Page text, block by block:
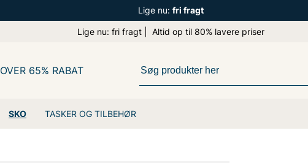
Lige nu: fri fragt
Lige nu: fri fragt | Altid op til 80% lavere priser
SKO TASKER OG TILBEHØR
OVER 65% RABAT